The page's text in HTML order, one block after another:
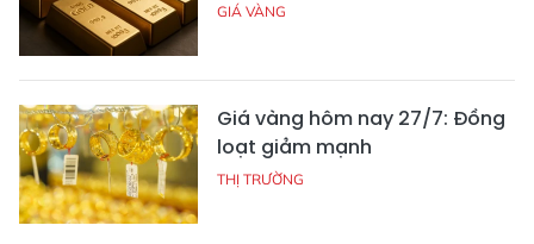
GIÁ VÀNG
Giá vàng hôm nay 27/7: Đồng
loạt giảm mạnh
THỊ TRƯỜNG